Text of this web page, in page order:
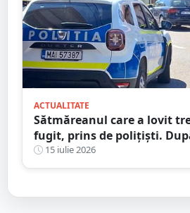
ACTUALITATE
Sătmăreanul care a lovit
fugit, prins de polițiști.
ales și cu dosar penal
15 iulie 2026